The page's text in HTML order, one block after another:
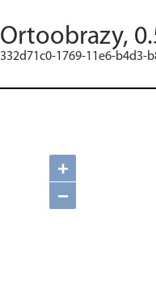
Ortoobrazy,
332d71c0-1769-11e6-b4d3-
+
−